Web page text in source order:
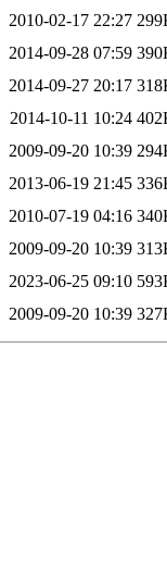
2010-02-17 22:27
2014-09-28 07:59
2014-09-27 20:17
2014-10-11 10:24
2009-09-20 10:39
2013-06-19 21:45
2010-07-19 04:16
2009-09-20 10:39
2023-06-25 09:10
2009-09-20 10:39